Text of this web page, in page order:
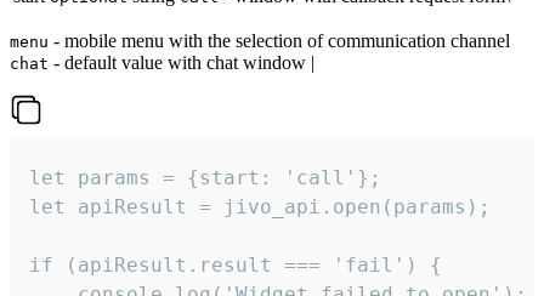
menu - mobile menu with the selection of communication channel
chat - default value with chat window |
let params = {start: 'call'};
let apiResult = jivo_api.open(params);
if (apiResult.result === 'fail') {